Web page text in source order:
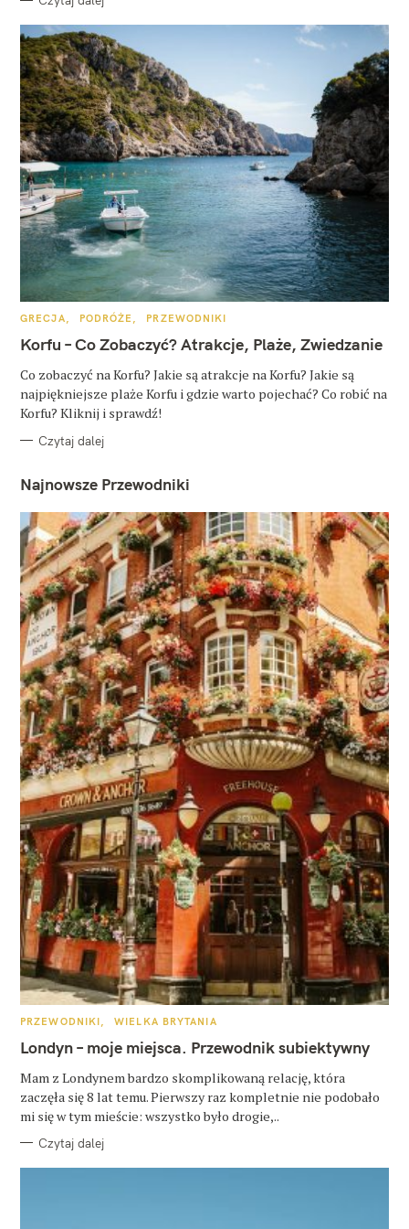
K
T
E
O
R
I
GRECJA PODRÓŻE PRZEWODNIKI
Korfu – Co Zobaczyć? Atrakcje, Plaże, Zwiedzanie
Co zobaczyć na Korfu? Jakie są atrakcje na Korfu? Jakie są
najpiękniejsze plaże Korfu i gdzie warto pojechać? Co robić na
Korfu? Kliknij i sprawdź!
Czytaj dalej
Najnowsze Przewodniki
K
T
E
O
R
I
PRZEWODNIKI WIELKA BRYTANIA
Londyn – moje miejsca. Przewodnik subiektywny
Mam z Londynem bardzo skomplikowaną relację, która
zaczęła się 8 lat temu. Pierwszy raz kompletnie nie podobało
mi się w tym mieście: wszystko było drogie,..
Czytaj dalej